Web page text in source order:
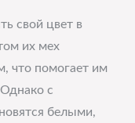
свой цвет в
их мех
что помогает им
с
белыми,